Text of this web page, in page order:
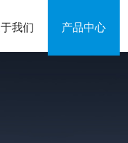
我们 产品中心